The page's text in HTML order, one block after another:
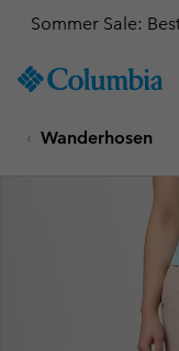
TO
SKIP
Sommer Sale:
Wanderhosen